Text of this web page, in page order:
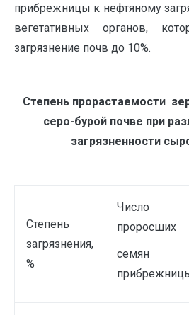
прибрежницы к нефтяному
вегетативных органов,
загрязнение почв до 10%.
Степень прорастаемости
серо-бурой почве при
загрязненности
Степень
загрязнения,
%
Число
проросших
семян